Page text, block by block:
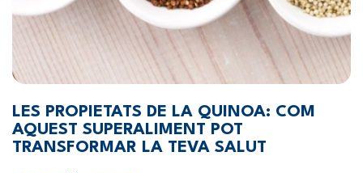
LES PROPIETATS DE LA QUINOA: COM
AQUEST SUPERALIMENT POT
TRANSFORMAR LA TEVA SALUT